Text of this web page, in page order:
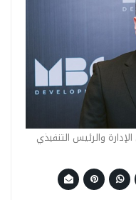
والرئيس التنفيذي